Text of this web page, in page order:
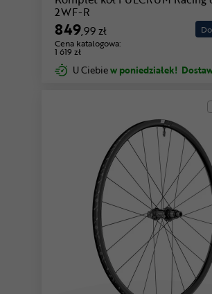
2WF-R
849,99 zł
Cena katalogowa:
1 619 zł
Do
U Ciebiew poniedziałek!